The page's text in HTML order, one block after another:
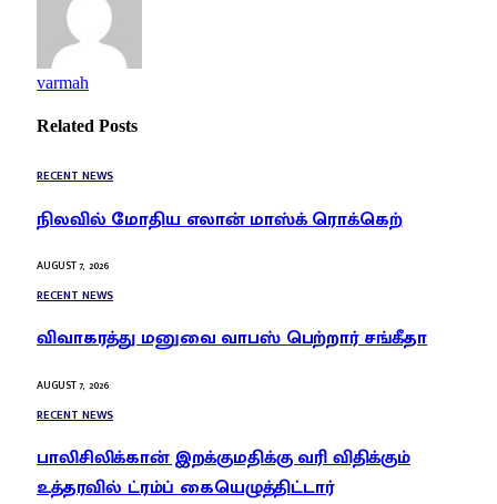
varmah
Related Posts
RECENT NEWS
நிலவில் மோதிய எலான் மாஸ்க் ரொக்கெற்
AUGUST 7, 2026
RECENT NEWS
விவாகரத்து மனுவை வாபஸ் பெற்றார் சங்கீதா
AUGUST 7, 2026
RECENT NEWS
பாலிசிலிக்கான் இறக்குமதிக்கு வரி விதிக்கும்
உத்தரவில் ட்ரம்ப் கையெழுத்திட்டார்